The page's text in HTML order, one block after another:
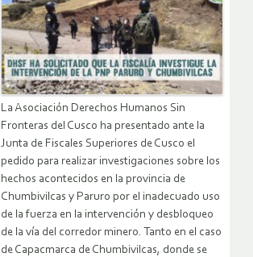
La Asociación Derechos Humanos Sin
Fronteras del Cusco ha presentado ante la
Junta de Fiscales Superiores de Cusco el
pedido para realizar investigaciones sobre los
hechos acontecidos en la provincia de
Chumbivilcas y Paruro por el inadecuado uso
de la fuerza en la intervención y desbloqueo
de la vía del corredor minero. Tanto en el caso
de Capacmarca de Chumbivilcas, donde se